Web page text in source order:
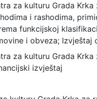
za kulturu Grada Krka
i rashodima,
funkcijskoj
i obveza; Izvještaj
za kulturu Grada Krka
izvještaj